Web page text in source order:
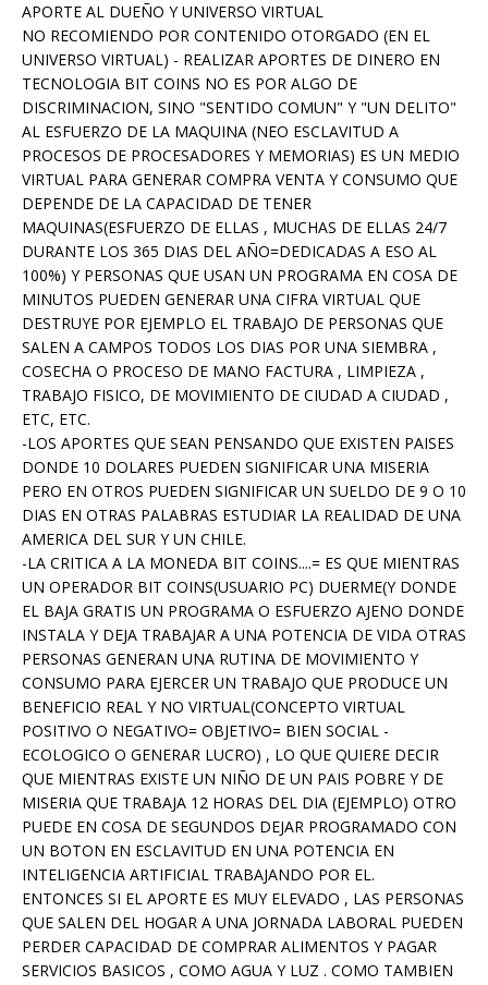
APORTE AL DUEÑO Y UNIVERSO VIRTUAL
NO RECOMIENDO POR CONTENIDO OTORGADO (EN EL
UNIVERSO VIRTUAL) - REALIZAR APORTES DE DINERO EN
TECNOLOGIA BIT COINS NO ES POR ALGO DE
DISCRIMINACION, SINO "SENTIDO COMUN" Y "UN DELITO"
AL ESFUERZO DE LA MAQUINA (NEO ESCLAVITUD A
PROCESOS DE PROCESADORES Y MEMORIAS) ES UN MEDIO
VIRTUAL PARA GENERAR COMPRA VENTA Y CONSUMO QUE
DEPENDE DE LA CAPACIDAD DE TENER
MAQUINAS(ESFUERZO DE ELLAS , MUCHAS DE ELLAS 24/7
DURANTE LOS 365 DIAS DEL AÑO=DEDICADAS A ESO AL
100%) Y PERSONAS QUE USAN UN PROGRAMA EN COSA DE
MINUTOS PUEDEN GENERAR UNA CIFRA VIRTUAL QUE
DESTRUYE POR EJEMPLO EL TRABAJO DE PERSONAS QUE
SALEN A CAMPOS TODOS LOS DIAS POR UNA SIEMBRA ,
COSECHA O PROCESO DE MANO FACTURA , LIMPIEZA ,
TRABAJO FISICO, DE MOVIMIENTO DE CIUDAD A CIUDAD ,
ETC, ETC.
-LOS APORTES QUE SEAN PENSANDO QUE EXISTEN PAISES
DONDE 10 DOLARES PUEDEN SIGNIFICAR UNA MISERIA
PERO EN OTROS PUEDEN SIGNIFICAR UN SUELDO DE 9 O 10
DIAS EN OTRAS PALABRAS ESTUDIAR LA REALIDAD DE UNA
AMERICA DEL SUR Y UN CHILE.
-LA CRITICA A LA MONEDA BIT COINS....= ES QUE MIENTRAS
UN OPERADOR BIT COINS(USUARIO PC) DUERME(Y DONDE
EL BAJA GRATIS UN PROGRAMA O ESFUERZO AJENO DONDE
INSTALA Y DEJA TRABAJAR A UNA POTENCIA DE VIDA OTRAS
PERSONAS GENERAN UNA RUTINA DE MOVIMIENTO Y
CONSUMO PARA EJERCER UN TRABAJO QUE PRODUCE UN
BENEFICIO REAL Y NO VIRTUAL(CONCEPTO VIRTUAL
POSITIVO O NEGATIVO= OBJETIVO= BIEN SOCIAL -
ECOLOGICO O GENERAR LUCRO) , LO QUE QUIERE DECIR
QUE MIENTRAS EXISTE UN NIÑO DE UN PAIS POBRE Y DE
MISERIA QUE TRABAJA 12 HORAS DEL DIA (EJEMPLO) OTRO
PUEDE EN COSA DE SEGUNDOS DEJAR PROGRAMADO CON
UN BOTON EN ESCLAVITUD EN UNA POTENCIA EN
INTELIGENCIA ARTIFICIAL TRABAJANDO POR EL.
ENTONCES SI EL APORTE ES MUY ELEVADO , LAS PERSONAS
QUE SALEN DEL HOGAR A UNA JORNADA LABORAL PUEDEN
PERDER CAPACIDAD DE COMPRAR ALIMENTOS Y PAGAR
SERVICIOS BASICOS , COMO AGUA Y LUZ . COMO TAMBIEN